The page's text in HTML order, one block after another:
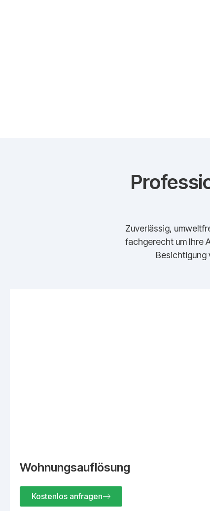
Zuverlässig,
fachgerecht um Ihre
Besichtigung
Wohnungsauflösung
Kostenlos anfragen